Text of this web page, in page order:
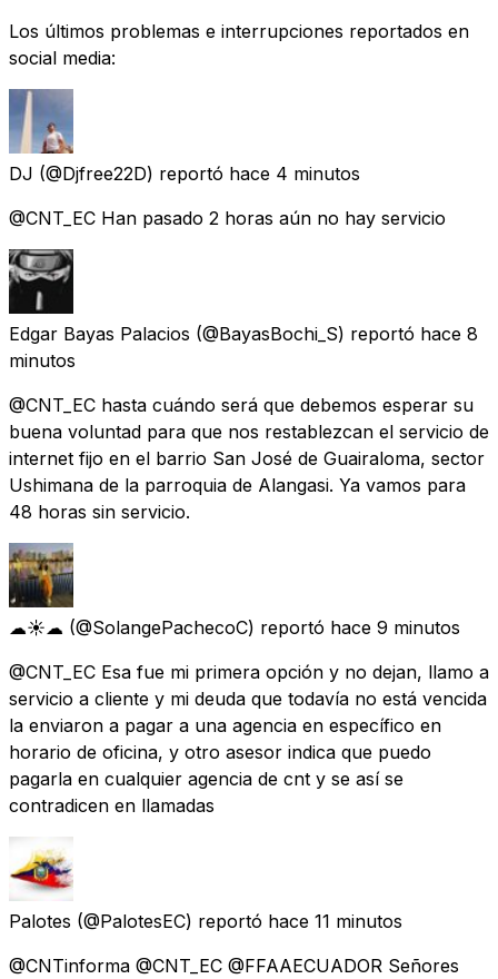
Los últimos problemas e interrupciones reportados en
social media:
DJ (@Djfree22D) reportó hace 4 minutos
@CNT_EC Han pasado 2 horas aún no hay servicio
Edgar Bayas Palacios (@BayasBochi_S) reportó hace 8
minutos
@CNT_EC hasta cuándo será que debemos esperar su
buena voluntad para que nos restablezcan el servicio de
internet fijo en el barrio San José de Guairaloma, sector
Ushimana de la parroquia de Alangasi. Ya vamos para
48 horas sin servicio.
☁☀☁ (@SolangePachecoC) reportó hace 9 minutos
@CNT_EC Esa fue mi primera opción y no dejan, llamo a
servicio a cliente y mi deuda que todavía no está vencida
la enviaron a pagar a una agencia en específico en
horario de oficina, y otro asesor indica que puedo
pagarla en cualquier agencia de cnt y se así se
contradicen en llamadas
Palotes (@PalotesEC) reportó hace 11 minutos
@CNTinforma @CNT_EC @FFAAECUADOR Señores